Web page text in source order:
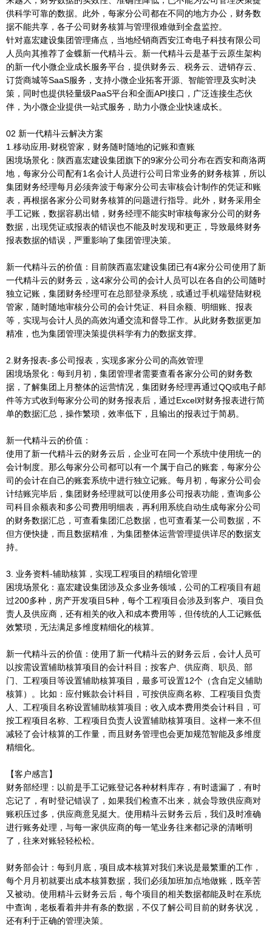
供科学可靠的数据。此外，每家分公司都在不同的地方办公，财务数
据不能共享，各子公司财务核算与管理很难做到全盘监控。
针对嘉宏建设集团管理痛点，当地经销商西安江奇电子科技有限公司
人员向其推荐了金蝶新一代精斗云。新一代精斗云是基于云原生架构
的新一代小微企业成长服务平台，提供财务云、税务云、进销存云、
订货商城等SaaS服务，支持小微企业拓客开源、智能管理及实时决
策，同时也提供轻量级PaaS平台和全面API接口，广泛连接生态伙
伴，为小微企业提供一站式服务，助力小微企业快速成长。
02 新一代精斗云解决方案
1.移动应用-财税管家，财务随时随地的记账和查账
困境场景化：陕西嘉宏建设集团旗下的9家分公司分布在西安和商洛两
地，每家分公司配有1名会计人员进行公司日常业务的财务核算，所以
集团财务经理每月必须奔波于每家分公司去审核会计制作的凭证和账
表，再根据各家分公司财务核算的问题进行指导。此外，财务采用全
手工记账，数据容易出错，财务经理不能实时审核每家分公司的财务
数据，出现凭证或报表的错误也不能及时发现和更正，导致最终财务
报表数据的错误，严重影响了集团管理决策。
新一代精斗云的价值：目前陕西嘉宏建设集团已有4家分公司使用了新
一代精斗云的财务云，这4家分公司的会计人员可以在各自的公司随时
独立记账，集团财务经理可在总部登录系统，或通过手机端登陆财税
管家，随时随地审核分公司的会计凭证、科目余额、明细账、报表
等，实现与会计人员的高效沟通交流和督导工作。从此财务数据更加
精准，也为集团管理决策提供科学有力的数据支撑。
2.财务报表-多公司报表，实现多家分公司的高效管理
困境场景化：每到月初，集团管理者需要查看各家分公司的财务数
据，了解集团上月整体的运营情况，集团财务经理再通过QQ或电子邮
件等方式收到每家分公司的财务报表后，通过Excel对财务报表进行简
单的数据汇总，操作繁琐，效率低下，且输出的报表过于简易。
新一代精斗云的价值：
使用了新一代精斗云的财务云后，企业可在同一个系统中使用统一的
会计制度。那么每家分公司都可以有一个属于自己的账套，每家分公
司的会计在自己的账套系统中进行独立记账。每月初，每家分公司会
计结账完毕后，集团财务经理就可以使用多公司报表功能，查询多公
司科目余额表和多公司费用明细表，再利用系统自动生成每家分公司
的财务数据汇总，可查看集团汇总数据，也可查看某一公司数据，不
但方便快捷，而且数据精准，为集团整体运营管理提供详尽的数据支
持。
3. 业务资料-辅助核算，实现工程项目的精细化管理
困境场景化：嘉宏建设集团涉及众多业务领域，公司的工程项目有超
过200多种，房产开发项目5种，每个工程项目会涉及到客户、项目负
责人及供应商，还有相关的收入和成本费用等，但传统的人工记账低
效繁琐，无法满足多维度精细化的核算。
新一代精斗云的价值：使用了新一代精斗云的财务云后，会计人员可
以按需设置辅助核算项目的会计科目；按客户、供应商、职员、部
门、工程项目等设置辅助核算项目，最多可设置12个（含自定义辅助
核算）。比如：应付账款会计科目，可按供应商名称、工程项目负责
人、工程项目名称设置辅助核算项目；收入成本费用类会计科目，可
按工程项目名称、工程项目负责人设置辅助核算项目。这样一来不但
减轻了会计核算的工作量，而且财务管理也会更加规范智能及多维度
精细化。
【客户感言】
财务部经理：以前是手工记账登记各种材料库存，有时遗漏了，有时
忘记了，有时登记错误了，如果我们检查不出来，就会导致供应商对
账积压过多，供应商意见挺大。使用精斗云财务云后，我们及时准确
进行账务处理，与每一家供应商的每一笔业务往来都记录的清晰明
了，往来对账轻轻松松。
财务部会计：每到月底，项目成本核算对我们来说是最繁重的工作，
每个月月初就要出成本核算数据，我们必须加班加点地做账，既辛苦
又被动。使用精斗云财务云后，每个项目的相关数据都能及时在系统
中查询，老板看着井井有条的数据，不仅了解公司目前的财务状况，
还有利于正确的管理决策。